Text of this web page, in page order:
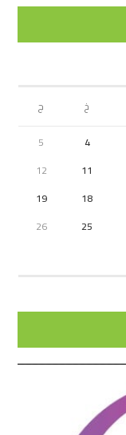
خ
ج
4
5
11
12
18
19
25
26